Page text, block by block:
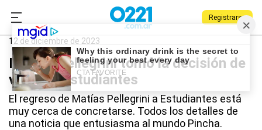
Registrarse
0221.com.ar Deportes
12 de diciembre de 2023
Matías Pellegrini tomó la decisión de
volver a Estudiantes
El regreso de Matías Pellegrini a Estudiantes está
muy cerca de concretarse. Todos los detalles de
una noticia que entusiasma al mundo Pincha.